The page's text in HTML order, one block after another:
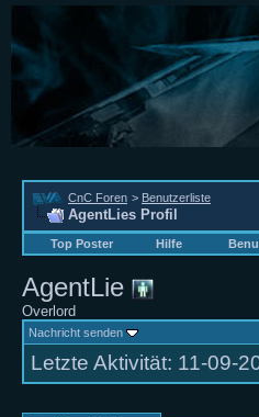
CnC Foren > Benutzerliste
AgentLies Profil
Top Poster Hilfe
AgentLie
Overlord
Nachricht senden
Letzte Aktivität: 11-09-